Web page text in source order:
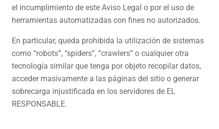
el incumplimiento de este Aviso Legal o por el uso de
herramientas automatizadas con fines no autorizados.
En particular, queda prohibida la utilización de sistemas
como “robots”, “spiders”, “crawlers” o cualquier otra
tecnología similar que tenga por objeto recopilar datos,
acceder masivamente a las páginas del sitio o generar
sobrecarga injustificada en los servidores de EL
RESPONSABLE.